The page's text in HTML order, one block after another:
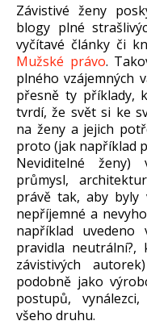
Závistivé ženy
blogy plné
vyčítavé články či
Mužské právo.
plného vzájemných
přesně ty příklady,
tvrdí, že svět si ke
na ženy a jejich
proto (jak například
Neviditelné ženy)
průmysl,
právě tak, aby byly
nepříjemné a
například
pravidla neutrální?,
závistivých
podobně jako
postupů,
všeho druhu.